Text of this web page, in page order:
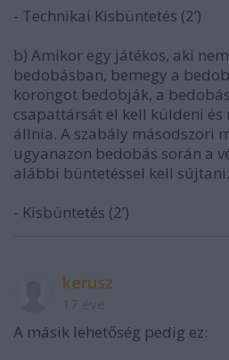
- Technikai Kisbüntetés (2’)
b) Amikor egy játékos, aki
bedobásban, bemegy a
korongot bedobják, a
csapattársát el kell küldeni és
állnia. A szabály másodszori
ugyanazon bedobás során a
alábbi büntetéssel kell sújtani:
- Kisbüntetés (2’)
kerusz
A másik lehetőség pedig ez: